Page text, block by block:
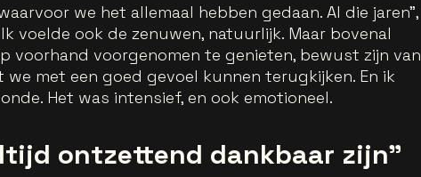
we het allemaal hebben gedaan. Al die jaren",
voelde ook de zenuwen, natuurlijk. Maar bovenal
voorhand voorgenomen te genieten, bewust zijn van
we met een goed gevoel kunnen terugkijken. En ik
Het was intensief, en ook emotioneel.
ontzettend dankbaar zijn"